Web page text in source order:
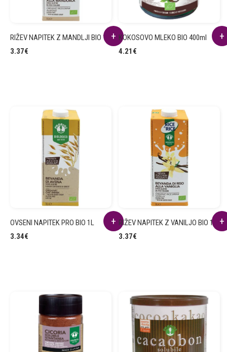
RIŽEV NAPITEK Z MANDLJI BIO 1L
3.37€
KOKOSOVO MLEKO BIO 400ml
4.21 €
OVSENI NAPITEK PRO BIO 1L
3.34€
RIŽEV NAPITEK Z VANILJO BIO 1L
3.37€